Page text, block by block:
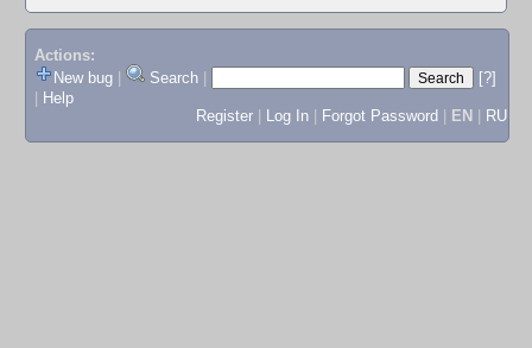
Actions:
New bug
Search
[?]
Help
Register
Log In Forgot Password EN RU